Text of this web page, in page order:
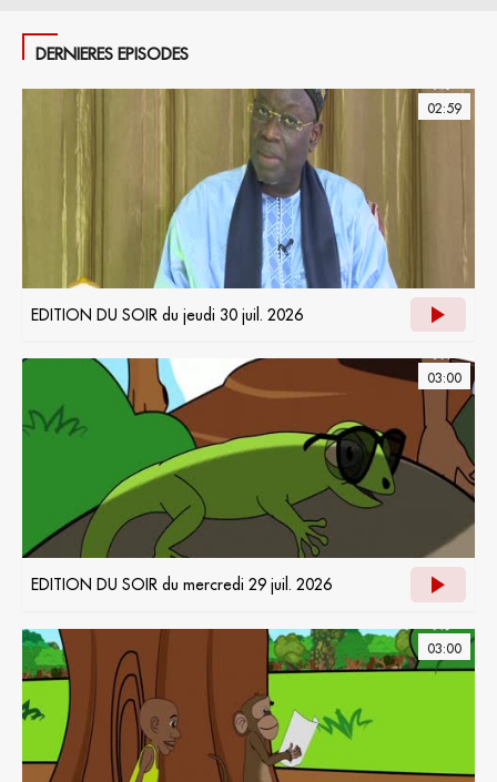
DERNIERES EPISODES
02:59
EDITION DU SOIR du jeudi 30 juil. 2026
03:00
EDITION DU SOIR du mercredi 29 juil. 2026
03:00